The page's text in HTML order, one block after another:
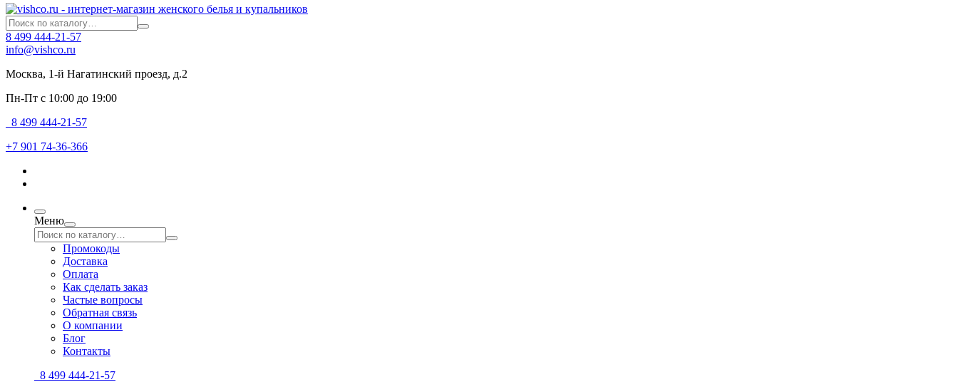
8 499 444-21-57
info@vishco.ru
Москва, 1-й Нагатинский проезд, д.2
Пн-Пт с 10:00 до 19:00
8 499 444-21-57
+7 901 74-36-366
Меню
Промокоды
Доставка
Оплата
Как сделать заказ
Частые вопросы
Обратная связь
О компании
Блог
Контакты
8 499 444-21-57